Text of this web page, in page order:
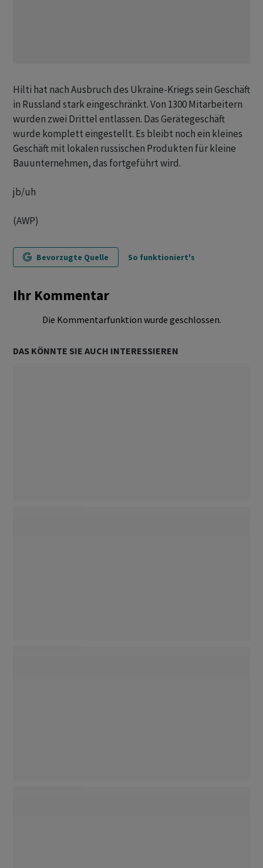
Hilti hat nach Ausbruch des Ukraine-Kriegs sein Geschäft
in Russland stark eingeschränkt. Von 1300 Mitarbeitern
wurden zwei Drittel entlassen. Das Gerätegeschäft
wurde komplett eingestellt. Es bleibt noch ein kleines
Geschäft mit lokalen russischen Produkten für kleine
Bauunternehmen, das fortgeführt wird.
jb/uh
(AWP)
Bevorzugte Quelle So funktioniert's
Ihr Kommentar
Die Kommentarfunktion wurde geschlossen.
DAS KÖNNTE SIE AUCH INTERESSIEREN